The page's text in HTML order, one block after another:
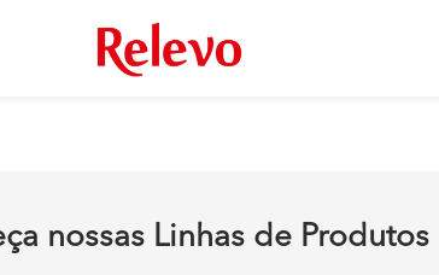
nossas Linhas de Produtos